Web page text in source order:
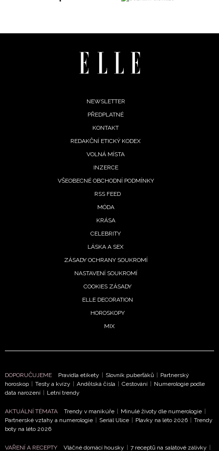
Chcete navíc dostávat i další zajímavé a exkluzivní
informace od našich partnerů? Pokud souhlasíte se
NEWSLETTER
PŘEDPLATNÉ
KONTAKT
REDAKČNÍ ETICKÝ KODEX
VOLNÁ MÍSTA
INZERCE
VŠEOBECNÉ OBCHODNÍ PODMÍNKY
RSS FEED
MÓDA
KRÁSA
CELEBRITY
LÁSKA A SEX
ZÁSADY OCHRANY SOUKROMÍ
NASTAVENÍ SOUKROMÍ
COOKIES ZÁSADY
ELLE DECORATION
HOROSKOPY
MIX
DOPORUČUJEME Pravidla etikety Slovník puberťáků
Partnerský
horoskop
Testy a kvízy Andělská čísla Cestování
Numerologie podle
data narození
Letní trendy
AKTUÁLNÍ TÉMATA Trendy v manikúře Minulé životy dle numerologie
Partnerské vztahy a numerologie
Seriál Ulice Plavky na léto 2026
Trendy
boty na léto 2026
VAŘENÍ A RECEPTY Vláčné domácí housky 7 receptů na salátové zálivky